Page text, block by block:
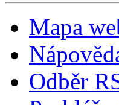
Mapa
Odběr